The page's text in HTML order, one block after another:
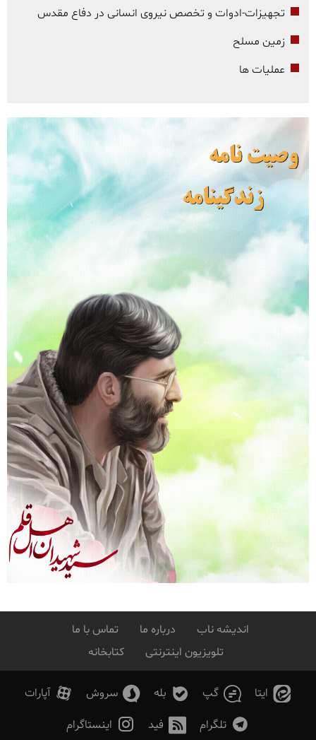
تجهیزات-ادوات و تخصص نیروی انسانی در دفاع مقدس
زمین مسلح
عملیات ها
اندیشه ناب درباره ما
تماس با ما
تلویزیون اینترنتی
کتابخانه
ایتا گپ بله سروش
آپارات
تلگرام
فید اینستاگرام